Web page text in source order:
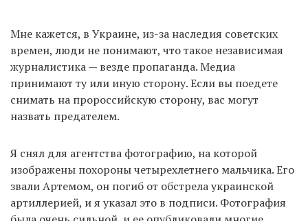
Мне кажется, в Украине, из-за наследия советских
времен, люди не понимают, что такое независимая
журналистика — везде пропаганда. Медиа
принимают ту или иную сторону. Если вы поедете
снимать на пророссийскую сторону, вас могут
назвать предателем.
Я снял для агентства фотографию, на которой
изображены похороны четырехлетнего мальчика. Его
звали Артемом, он погиб от обстрела украинской
артиллерией, и я указал это в подписи. Фотография